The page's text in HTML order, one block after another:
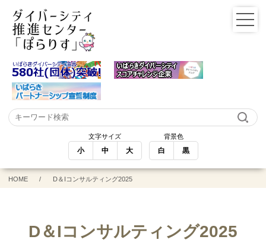
文字サイズ
小 中 大
背景色
白 黒
HOME D＆Iコンサルティング2025
D＆Iコンサルティング2025